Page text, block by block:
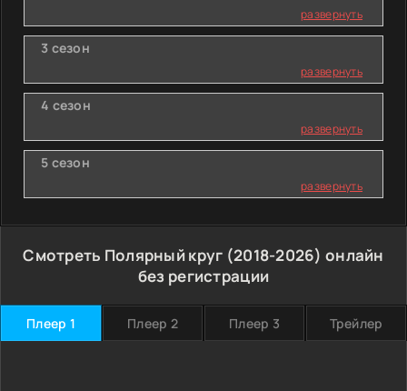
развернуть
3 сезон
развернуть
4 сезон
развернуть
5 сезон
развернуть
Смотреть Полярный круг (2018-2026) онлайн
без регистрации
Плеер 1 Плеер 2 Плеер 3 Трейлер